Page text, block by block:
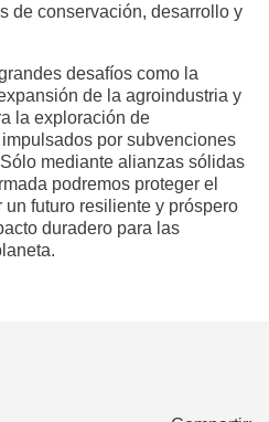
de conservación, desarrollo y
desafíos como la
de la agroindustria y
la exploración de
por subvenciones
mediante alianzas sólidas
podremos proteger el
futuro resiliente y próspero
duradero para las